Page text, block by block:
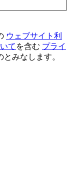
ウェブサイト利
て を含む プライ
みなします。